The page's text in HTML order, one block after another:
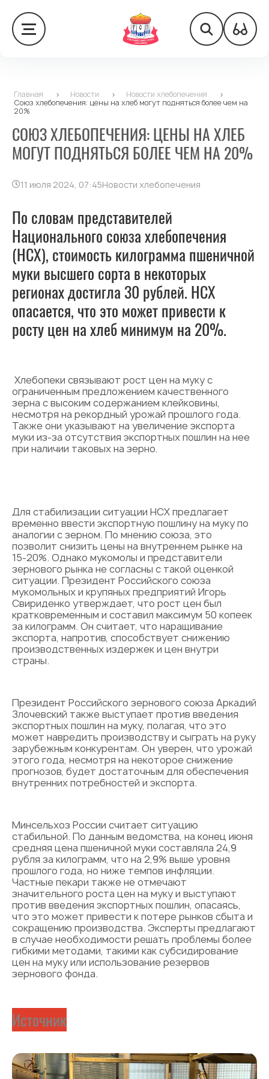
Главная > Новости > Новости хлебопечения
>
Союз хлебопечения: цены на хлеб могут подняться более чем на
20%
СОЮЗ ХЛЕБОПЕЧЕНИЯ: ЦЕНЫ НА ХЛЕБ
МОГУТ ПОДНЯТЬСЯ БОЛЕЕ ЧЕМ НА 20%
11 июля 2024, 07:45Новости хлебопечения
По словам представителей
Национального союза хлебопечения
(НСХ), стоимость килограмма пшеничной
муки высшего сорта в некоторых
регионах достигла 30 рублей. НСХ
опасается, что это может привести к
росту цен на хлеб минимум на 20%.
Хлебопеки связывают рост цен на муку с
ограниченным предложением качественного
зерна с высоким содержанием клейковины,
несмотря на рекордный урожай прошлого года.
Также они указывают на увеличение экспорта
муки из-за отсутствия экспортных пошлин на нее
при наличии таковых на зерно.
Для стабилизации ситуации НСХ предлагает
временно ввести экспортную пошлину на муку по
аналогии с зерном. По мнению союза, это
позволит снизить цены на внутреннем рынке на
15-20%. Однако мукомолы и представители
зернового рынка не согласны с такой оценкой
ситуации. Президент Российского союза
мукомольных и крупяных предприятий Игорь
Свириденко утверждает, что рост цен был
кратковременным и составил максимум 50 копеек
за килограмм. Он считает, что наращивание
экспорта, напротив, способствует снижению
производственных издержек и цен внутри
страны.
Президент Российского зернового союза Аркадий
Злочевский также выступает против введения
экспортных пошлин на муку, полагая, что это
может навредить производству и сыграть на руку
зарубежным конкурентам. Он уверен, что урожай
этого года, несмотря на некоторое снижение
прогнозов, будет достаточным для обеспечения
внутренних потребностей и экспорта.
Минсельхоз России считает ситуацию
стабильной. По данным ведомства, на конец июня
средняя цена пшеничной муки составляла 24,9
рубля за килограмм, что на 2,9% выше уровня
прошлого года, но ниже темпов инфляции.
Частные пекари также не отмечают
значительного роста цен на муку и выступают
против введения экспортных пошлин, опасаясь,
что это может привести к потере рынков сбыта и
сокращению производства. Эксперты предлагают
в случае необходимости решать проблемы более
гибкими методами, такими как субсидирование
цен на муку или использование резервов
зернового фонда.
Источник